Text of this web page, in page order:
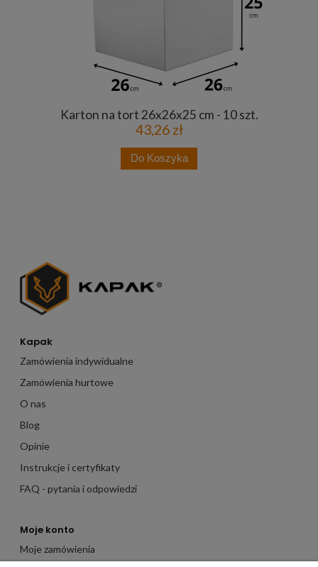
Karton na tort 26x26x25 cm - 10 szt.
43,26 zł
Do Koszyka
Kapak
Zamówienia indywidualne
Zamówienia hurtowe
O nas
Blog
Opinie
Instrukcje i certyfikaty
FAQ - pytania i odpowiedzi
Moje konto
Moje zamówienia